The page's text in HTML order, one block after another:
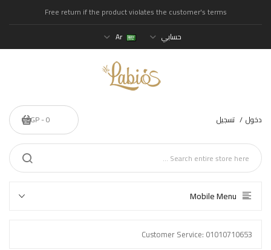
Free return if the product violates the customer's terms
حسابي
Ar
دخول تسجيل 0 - 0EGP
Mobile Menu
Customer Service: 01010710653